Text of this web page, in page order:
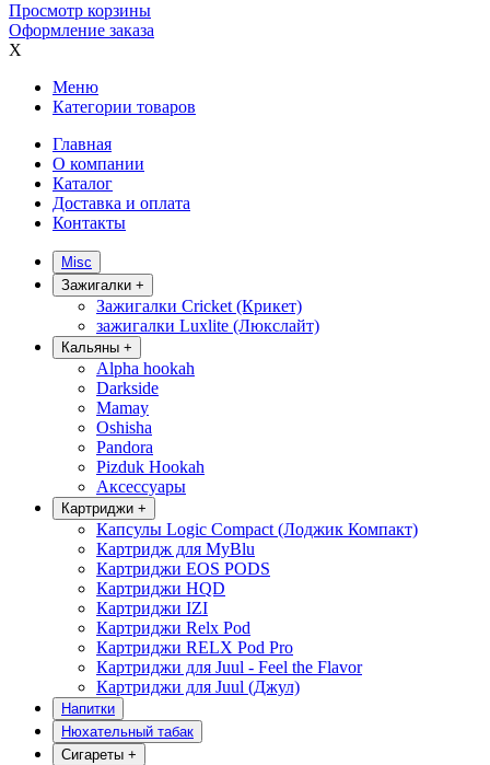
Просмотр корзины
Оформление заказа
X
Меню
Категории товаров
Главная
О компании
Каталог
Доставка и оплата
Контакты
Misc
Зажигалки +
Зажигалки Cricket (Крикет)
зажигалки Luxlite (Люкслайт)
Кальяны +
Alpha hookah
Darkside
Mamay
Oshisha
Pandora
Pizduk Hookah
Аксессуары
Картриджи +
Капсулы Logic Compact (Лоджик Компакт)
Картридж для MyBlu
Картриджи EOS PODS
Картриджи HQD
Картриджи IZI
Картриджи Relx Pod
Картриджи RELX Pod Pro
Картриджи для Juul - Feel the Flavor
Картриджи для Juul (Джул)
Напитки
Нюхательный табак
Сигареты +